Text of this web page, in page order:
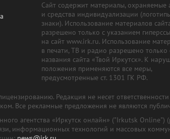
Сайт содержит материалы, охраняемые
и средства индивидуализации
знаки). Использование материалов
разрешено только с указанием
на сайт www.irk.ru. Использование
в печати, ТВ и радио разрешено только
названия сайта «Твой Иркутск». К
положения применяются все меры,
предусмотренные ст. 1301 ГК РФ.
Редакция не несет
Все рекламные предложения не являются
агентства «Иркутск онлайн» ("Irkutsk
информационных технологий и массовых